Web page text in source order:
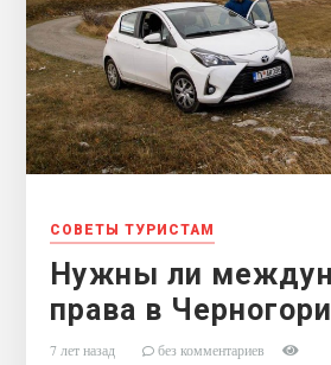
СОВЕТЫ ТУРИСТАМ
Нужны ли
права в
7 лет назад без комментариев